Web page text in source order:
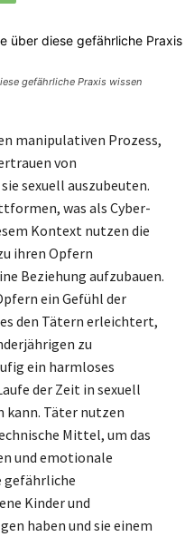
gefährliche Praxis wissen
manipulativen Prozess,
von
sexuell auszubeuten.
was als Cyber-
Kontext nutzen die
ihren Opfern
Beziehung aufzubauen.
ein Gefühl der
den Tätern erleichtert,
zu
ein harmloses
der Zeit in sexuell
kann. Täter nutzen
Mittel, um das
und emotionale
gefährliche
Kinder und
haben und sie einem